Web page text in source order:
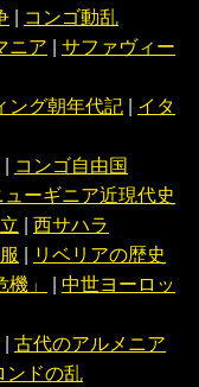
| コンゴ動乱
ニア | サファヴィー
ング朝年代記 | イタ
| コンゴ自由国
ューギニア近現代史
| 西サハラ
| リベリアの歴史
」 | 中世ヨーロッ
| 古代のアルメニア
ンドの乱